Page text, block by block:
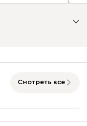
Смотреть все